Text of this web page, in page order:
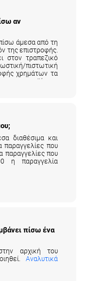
αν
άμεσα από τη
της επιστροφής.
στον τραπεζικό
πιστωτική
χρημάτων τα
προϊόντος
διαθέσιμα και
παραγγελίες που
παραγγελίες που
η παραγγελία
πίσω ένα
αρχική του
Αναλυτικά